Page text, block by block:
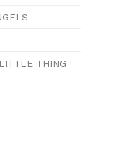
THING